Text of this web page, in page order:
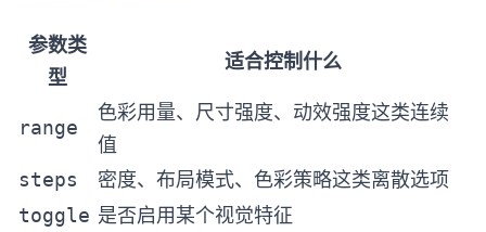
参数类
型
适合控制什么
range
色彩用量、尺寸强度、动效强度这类连续
值
steps 密度、布局模式、色彩策略这类离散选项
toggle 是否启用某个视觉特征